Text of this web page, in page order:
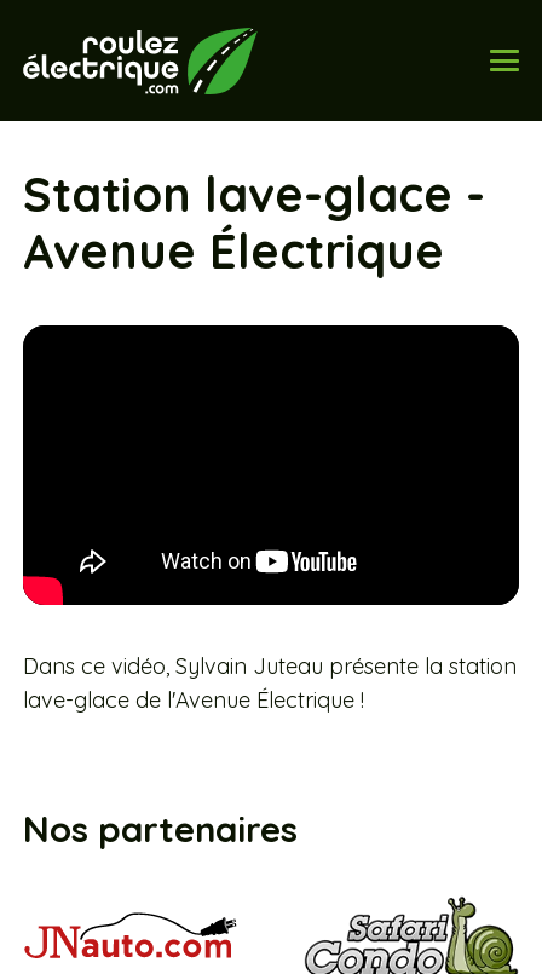
Station lave-glace -
Avenue Électrique
Dans ce vidéo, Sylvain Juteau présente la station
lave-glace de l'Avenue Électrique !
Nos partenaires